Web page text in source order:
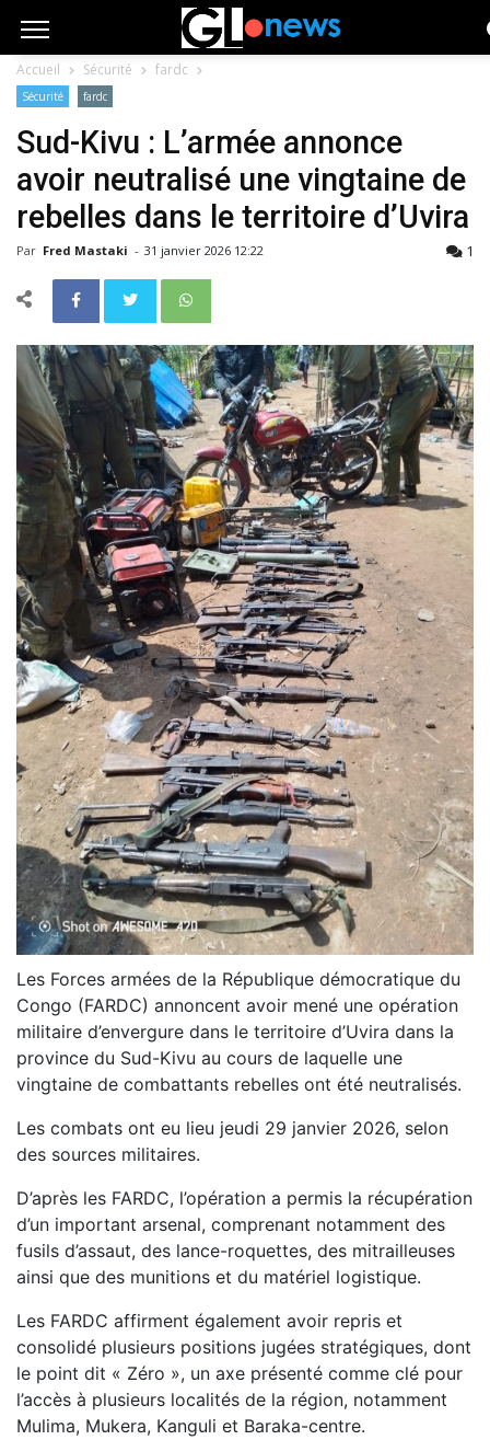
Accueil Sécurité fardc
Sécurité fardc
Sud-Kivu : L’armée annonce
avoir neutralisé une vingtaine de
rebelles dans le territoire d’Uvira
Par Fred Mastaki - 31 janvier 2026 12:22 1
Les Forces armées de la République démocratique du
Congo (FARDC) annoncent avoir mené une opération
militaire d’envergure dans le territoire d’Uvira dans la
province du Sud-Kivu au cours de laquelle une
vingtaine de combattants rebelles ont été neutralisés.
Les combats ont eu lieu jeudi 29 janvier 2026, selon
des sources militaires.
D’après les FARDC, l’opération a permis la récupération
d’un important arsenal, comprenant notamment des
fusils d’assaut, des lance-roquettes, des mitrailleuses
ainsi que des munitions et du matériel logistique.
Les FARDC affirment également avoir repris et
consolidé plusieurs positions jugées stratégiques, dont
le point dit « Zéro », un axe présenté comme clé pour
l’accès à plusieurs localités de la région, notamment
Mulima, Mukera, Kanguli et Baraka-centre.